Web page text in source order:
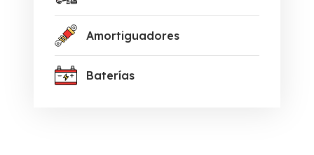
Amortiguadores
Baterías